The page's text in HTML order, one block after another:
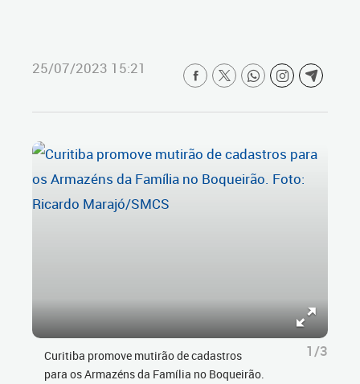
25/07/2023 15:21
Curitiba promove mutirão de cadastros
para os Armazéns da Família no Boqueirão.
1/3